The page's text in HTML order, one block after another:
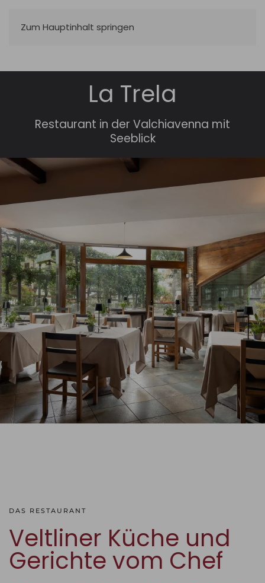
Zum Hauptinhalt springen
La Trela
Restaurant in der Valchiavenna mit
Seeblick
DAS RESTAURANT
Veltliner Küche und
Gerichte vom Chef